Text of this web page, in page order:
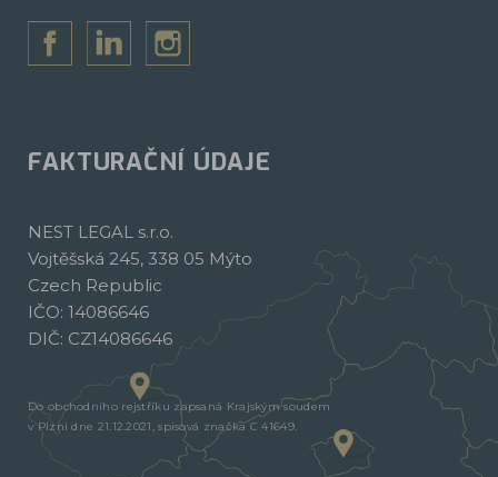
FAKTURAČNÍ ÚDAJE
NEST LEGAL s.r.o.
Vojtěšská 245, 338 05 Mýto
Czech Republic
IČO: 14086646
DIČ: CZ14086646
Do obchodního rejstříku zapsaná Krajským soudem
v Plzni dne 21.12.2021, spisová značka C 41649.